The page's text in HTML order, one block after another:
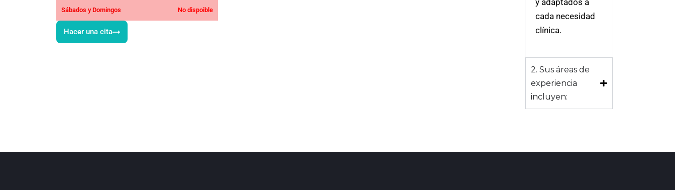
Sábados y Domingos No dispoible
Hacer una cita
y adaptados a
cada necesidad
clínica.
2. Sus áreas de
experiencia
incluyen: